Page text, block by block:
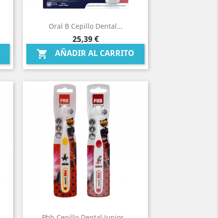
Oral B Cepillo Dental...
Precio
25,39 €
 AÑADIR AL CARRITO
Vista rápida